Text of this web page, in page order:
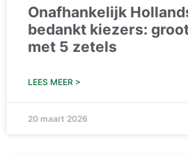
Onafhankelijk
bedankt kiezers:
met 5 zetels
LEES MEER >
20 maart 2026